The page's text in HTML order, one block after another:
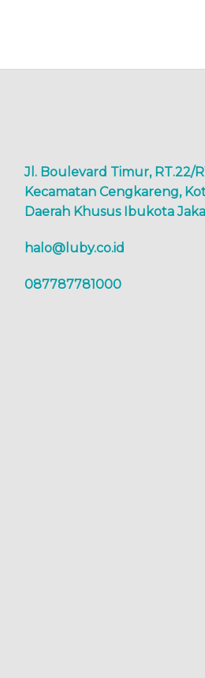
Jl. Boulevard Timur, RT.22/
Kecamatan Cengkareng,
Daerah Khusus Ibukota
halo@luby.co.id
087787781000